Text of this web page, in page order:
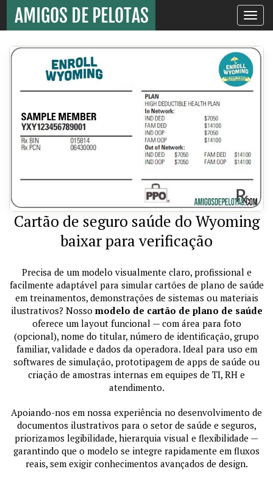
Toggle
Cartão de seguro saúde do Wyoming
baixar para verificação
Precisa de um modelo visualmente claro, profissional e
facilmente adaptável para simular cartões de plano de saúde
em treinamentos, demonstrações de sistemas ou materiais
ilustrativos? Nosso modelo de cartão de plano de saúde
oferece um layout funcional — com área para foto
(opcional), nome do titular, número de identificação, grupo
familiar, validade e dados da operadora. Ideal para uso em
softwares de simulação, prototipagem de apps de saúde ou
criação de amostras internas em equipes de TI, RH e
atendimento.
Apoiando-nos em nossa experiência no desenvolvimento de
documentos ilustrativos para o setor de saúde e seguros,
priorizamos legibilidade, hierarquia visual e flexibilidade —
garantindo que o modelo se integre rapidamente em fluxos
reais, sem exigir conhecimentos avançados de design.